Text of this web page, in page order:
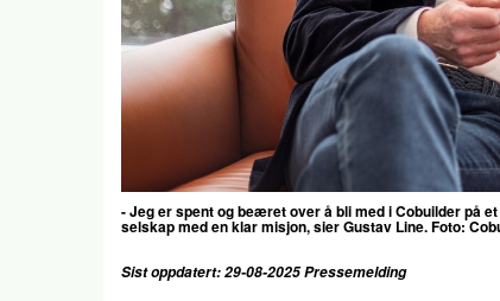
- Jeg er spent og beæret over å bli med i Cobuilder på
selskap med en klar misjon, sier Gustav Line. Foto:
Sist oppdatert: 29-08-2025 Pressemelding